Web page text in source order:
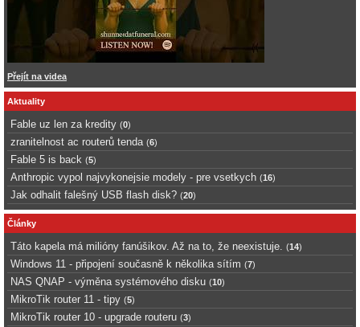
Přejít na videa
Aktuality
Fable uz len za kredity (0)
zranitelnost ac routerů tenda (6)
Fable 5 is back (5)
Anthropic vypol najvykonejsie modely - pre vsetkych (16)
Jak odhalit falešný USB flash disk? (20)
Články
Táto kapela má milióny fanúšikov. Až na to, že neexistuje. (14)
Windows 11 - připojení současně k několika sítím (7)
NAS QNAP - výměna systémového disku (10)
MikroTik router 11 - tipy (5)
MikroTik router 10 - upgrade routeru (3)